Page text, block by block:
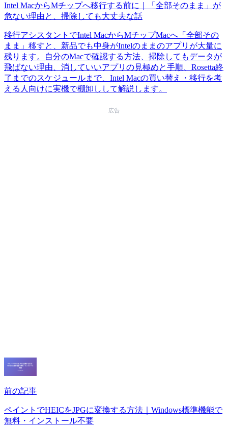
Intel MacからMチップへ移行する前に｜「全部そのまま」が
危ない理由と、掃除しても大丈夫な話
移行アシスタントでIntel MacからMチップMacへ「全部その
まま」移すと、新品でも中身がIntelのままのアプリが大量に
残ります。自分のMacで確認する方法、掃除してもデータが
飛ばない理由、消していいアプリの見極めと手順、Rosetta終
了までのスケジュールまで、Intel Macの買い替え・移行を考
える人向けに実機で棚卸しして解説します。
広告
前の記事
ペイントでHEICをJPGに変換する方法｜Windows標準機能で
無料・インストール不要